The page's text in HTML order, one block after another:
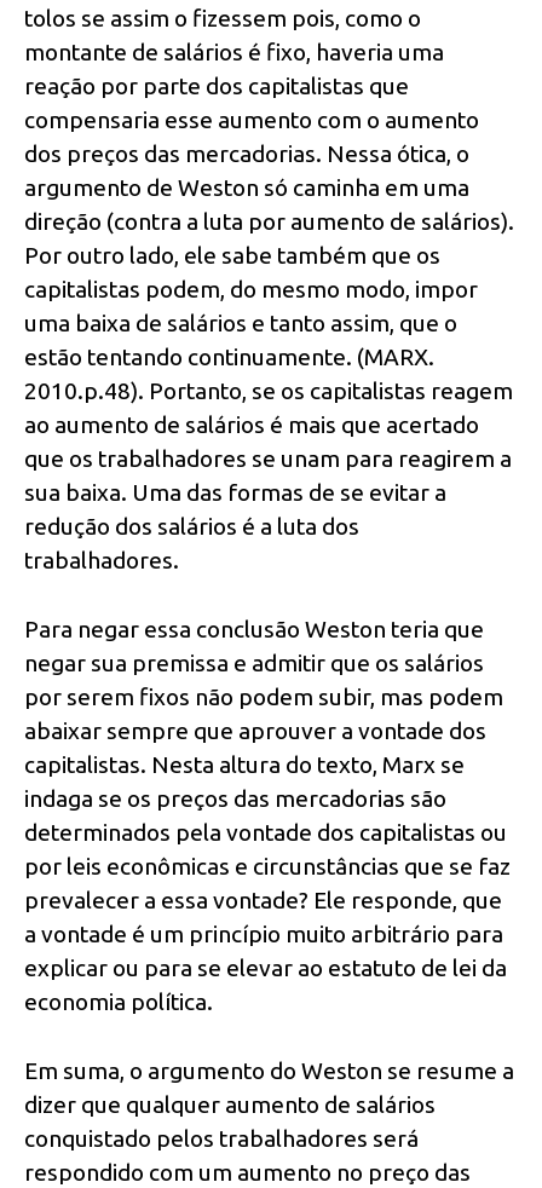
tolos se assim o fizessem pois, como o
montante de salários é fixo, haveria uma
reação por parte dos capitalistas que
compensaria esse aumento com o aumento
dos preços das mercadorias. Nessa ótica, o
argumento de Weston só caminha em uma
direção (contra a luta por aumento de salários).
Por outro lado, ele sabe também que os
capitalistas podem, do mesmo modo, impor
uma baixa de salários e tanto assim, que o
estão tentando continuamente. (MARX.
2010.p.48). Portanto, se os capitalistas reagem
ao aumento de salários é mais que acertado
que os trabalhadores se unam para reagirem a
sua baixa. Uma das formas de se evitar a
redução dos salários é a luta dos
trabalhadores.
Para negar essa conclusão Weston teria que
negar sua premissa e admitir que os salários
por serem fixos não podem subir, mas podem
abaixar sempre que aprouver a vontade dos
capitalistas. Nesta altura do texto, Marx se
indaga se os preços das mercadorias são
determinados pela vontade dos capitalistas ou
por leis econômicas e circunstâncias que se faz
prevalecer a essa vontade? Ele responde, que
a vontade é um princípio muito arbitrário para
explicar ou para se elevar ao estatuto de lei da
economia política.
Em suma, o argumento do Weston se resume a
dizer que qualquer aumento de salários
conquistado pelos trabalhadores será
respondido com um aumento no preço das